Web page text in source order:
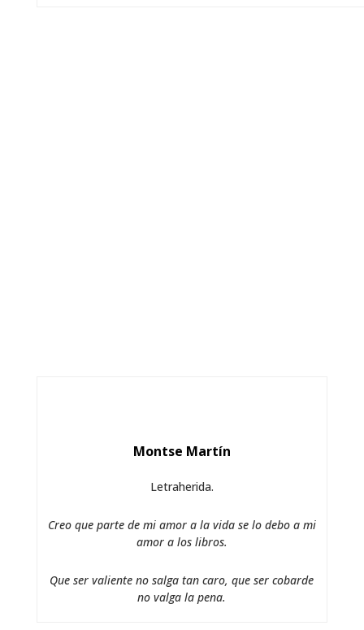
Montse Martín
Letraherida.
Creo que parte de mi amor a la vida se lo debo a mi
amor a los libros.
Que ser valiente no salga tan caro, que ser cobarde
no valga la pena.